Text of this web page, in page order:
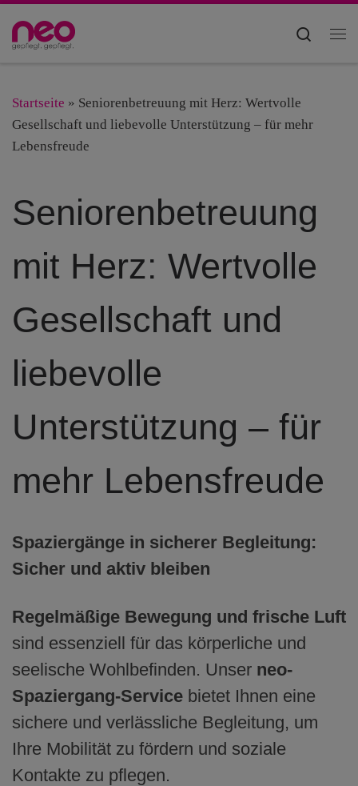
Zum Inhalt springen
Search
Startseite » Seniorenbetreuung mit Herz: Wertvolle
Gesellschaft und liebevolle Unterstützung – für mehr
Lebensfreude
Seniorenbetreuung
mit Herz: Wertvolle
Gesellschaft und
liebevolle
Unterstützung – für
mehr Lebensfreude
Spaziergänge in sicherer Begleitung:
Sicher und aktiv bleiben
Regelmäßige Bewegung und frische Luft
sind essenziell für das körperliche und
seelische Wohlbefinden. Unser neo-
Spaziergang-Service bietet Ihnen eine
sichere und verlässliche Begleitung, um
Ihre Mobilität zu fördern und soziale
Kontakte zu pflegen.